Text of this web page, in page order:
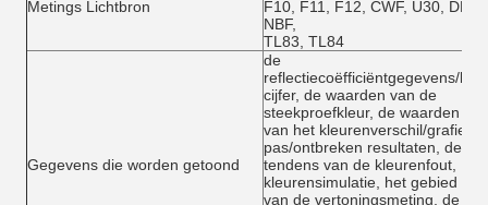
Metings Lichtbron
F10, F11, F12, CWF, U30, DLF,
NBF,
TL83, TL84
Gegevens die worden getoond
de
reflectiecoëfficiëntgegevens/het
cijfer, de waarden van de
steekproefkleur, de waarden
van het kleurenverschil/grafiek,
pas/ontbreken resultaten, de
tendens van de kleurenfout,
kleurensimulatie, het gebied
van de vertoningsmeting, de